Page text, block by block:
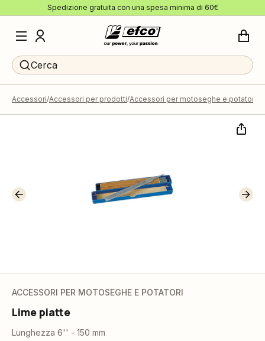
Spedizione gratuita con una spesa minima di 60€
Cerca
Accessori Accessori per prodotti Accessori per motoseghe e potatori
ACCESSORI PER MOTOSEGHE E POTATORI
Lime piatte
Lunghezza 6'' - 150 mm